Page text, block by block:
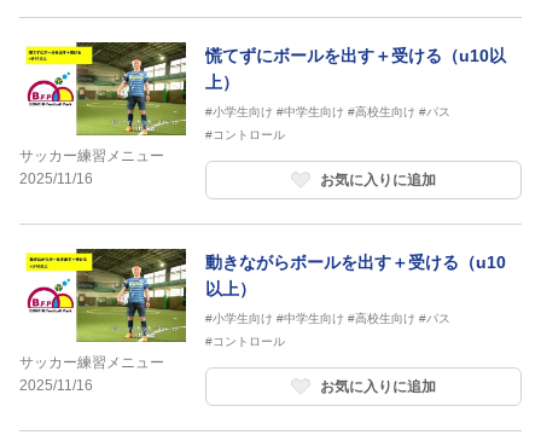
サッカー練習メニュー
2025/11/16
慌てずにボールを出す＋受ける（u10以
上）
#小学生向け #中学生向け #高校生向け #パス
#コントロール
お気に入りに追加
サッカー練習メニュー
2025/11/16
動きながらボールを出す＋受ける（u10
以上）
#小学生向け #中学生向け #高校生向け #パス
#コントロール
お気に入りに追加